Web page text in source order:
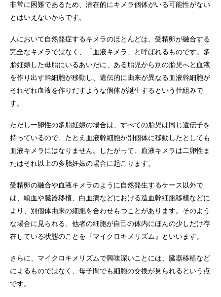
非常に困難であるため、潜在的にキメラ個体がいる可能性がない
とはいえないからです。
人において自然発症するキメラのほとんどは、受精卵が融合する
完全なキメラではなく、「血液キメラ」と呼ばれるものです。多
胎妊娠した母胎にいるあいだに、ある胎児から別の胎児へと血液
を作り出す幹細胞が移動し、遺伝的に由来が異なる血液幹細胞が
それぞれ血液を作りだすような個体が誕生するという仕組みで
す。
ただし一卵性の多胎妊娠の場合は、すべての胎児は同じ遺伝子を
持っているので、たとえ血液幹細胞が別個体に移動したとしても
血液キメラにはなりません。したがって、血液キメラは二卵性ま
たはそれ以上の多胎妊娠の場合に起こります。
受精卵の融合や血液キメラのように自然発生するケース以外で
は、輸血や臓器移植、白血病などにおける造血幹細胞移植などに
より、別個体由来の細胞を合わせもつことがあります。そのよう
な場合に見られる、他者の細胞が自己の体内にほんの少しだけ存
在している状態のことを『マイクロキメリズム』といいます。
さらに、マイクロキメリズムで興味深いことには、臓器移植など
によるものではなく、母子間でも細胞の交換が見られるという点
です。